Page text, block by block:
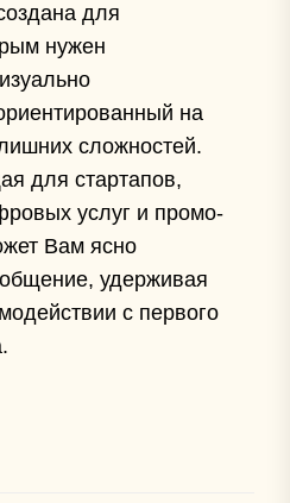
для
нужен
на
сложностей.
для стартапов,
услуг и промо-
Вам ясно
удерживая
с первого